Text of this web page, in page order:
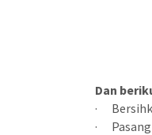
Dan
·
·